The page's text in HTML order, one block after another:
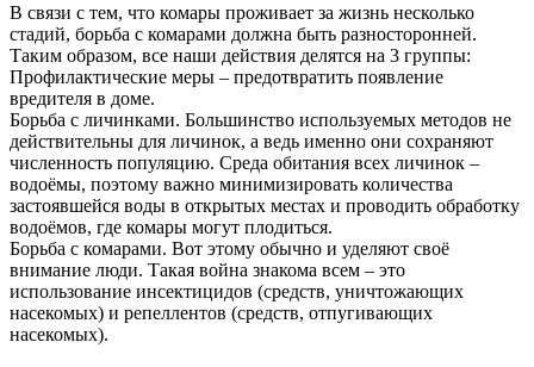
В связи с тем, что комары проживает за жизнь несколько
стадий, борьба с комарами должна быть разносторонней.
Таким образом, все наши действия делятся на 3 группы:
Профилактические меры – предотвратить появление
вредителя в доме.
Борьба с личинками. Большинство используемых методов не
действительны для личинок, а ведь именно они сохраняют
численность популяцию. Среда обитания всех личинок –
водоёмы, поэтому важно минимизировать количества
застоявшейся воды в открытых местах и проводить обработку
водоёмов, где комары могут плодиться.
Борьба с комарами. Вот этому обычно и уделяют своё
внимание люди. Такая война знакома всем – это
использование инсектицидов (средств, уничтожающих
насекомых) и репеллентов (средств, отпугивающих
насекомых).